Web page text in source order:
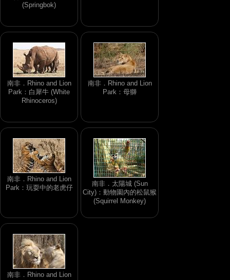
(Springbok)
南非．Rhino and Lion
Park：白犀牛 (White
Rhinoceros)
南非．Rhino and Lion
Park：母獅
南非．Rhino and Lion
Park：玩耍中的老虎仔
南非．太陽城 (Sun
City)：動物園內的松鼠猴
(Squirrel Monkey)
南非．Rhino and Lion